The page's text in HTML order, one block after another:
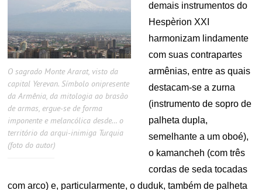
O sagrado Monte Ararat, visto da
capital Yerevan. Símbolo onipresente
da Armênia, da mitologia ao brasão
de armas, ergue-se de forma
imponente e melancólica desde… o
território da arqui-inimiga Turquia
(foto do autor)
demais instrumentos do
Hespèrion XXI
harmonizam lindamente
com suas contrapartes
armênias, entre as quais
destacam-se a zurna
(instrumento de sopro de
palheta dupla,
semelhante a um oboé),
o kamancheh (com três
cordas de seda tocadas
com arco) e, particularmente, o duduk, também de palheta